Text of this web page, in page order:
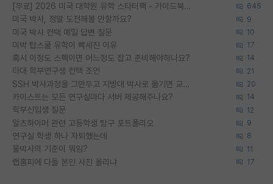
[무료] 2026 미국 대학원 유학 스타터팩 - 가이드북 & 합격자 컨택메일 템플릿 645
미국 박사, 정말 도전해볼 만할까요? 9
미국 박사 컨택 메일 답변 질문 10
미박 탑스쿨 유학이 빡세진 이유 17
혹시 이정도 스펙이면 어느정도 잡고 준비해야하나요? 14
타대 학부연구생 컨택 조언 21
SSH 박사과정을 그만두고 지방대 박사로 옮기면 교수의 꿈은 끝일까요? 20
카이스트는 모든 연구실마다 서버 제공해주나요? 14
학부신입생 질문 12
알츠하이머 관련 고등학생 탐구 포트폴리오 9
연구실 학생 하나 자퇴했는데 8
물박사의 기준이 뭐임? 11
랩홈피에 다들 본인 사진 올리냐 17